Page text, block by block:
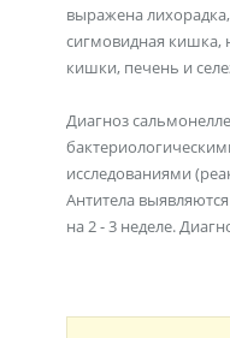
выражена
сигмовидная кишка,
кишки, печень и
Диагноз
исследованиями
Антитела
на 2 - 3 неделе.